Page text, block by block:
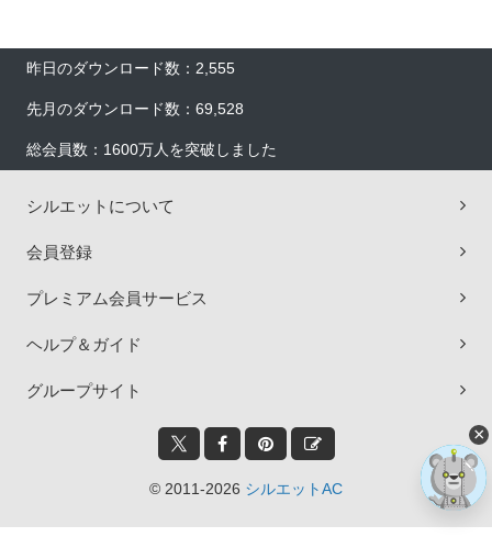
昨日のダウンロード数：2,555
先月のダウンロード数：69,528
総会員数：1600万人を突破しました
シルエットについて
会員登録
プレミアム会員サービス
ヘルプ＆ガイド
グループサイト
© 2011-2026 シルエットAC
×